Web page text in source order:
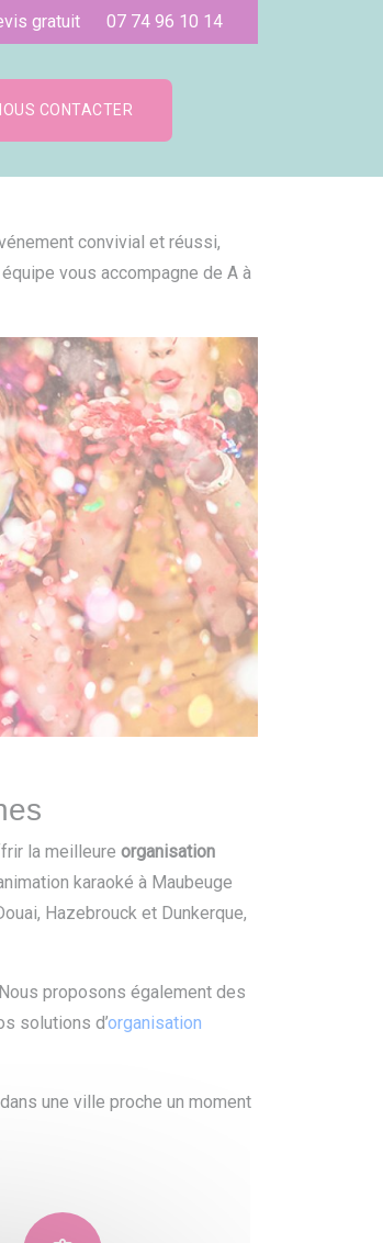
gratuit 07 74 96 10 14
CONTACTER
convivial et réussi,
vous accompagne de A à
la meilleure organisation
karaoké à Maubeuge
Hazebrouck et Dunkerque,
proposons également des
solutions d’organisation
une ville proche un moment